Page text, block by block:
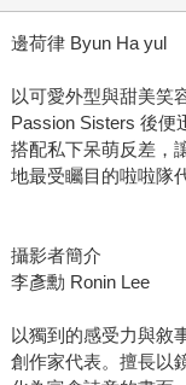
邊荷律 Byun Ha yul
以可愛外型與甜美笑
Passion Sisters 後便
搭配私下呆萌反差，
地最受矚目的啦啦隊
攝影者簡介
李彥勳 Ronin Lee
以獨到的感受力與敘
創作家代表。擅長以